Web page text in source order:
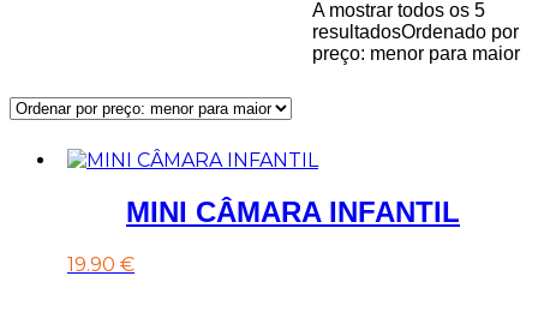
A mostrar todos os 5
resultadosOrdenado por
preço: menor para maior
MINI CÂMARA INFANTIL
19.90 €